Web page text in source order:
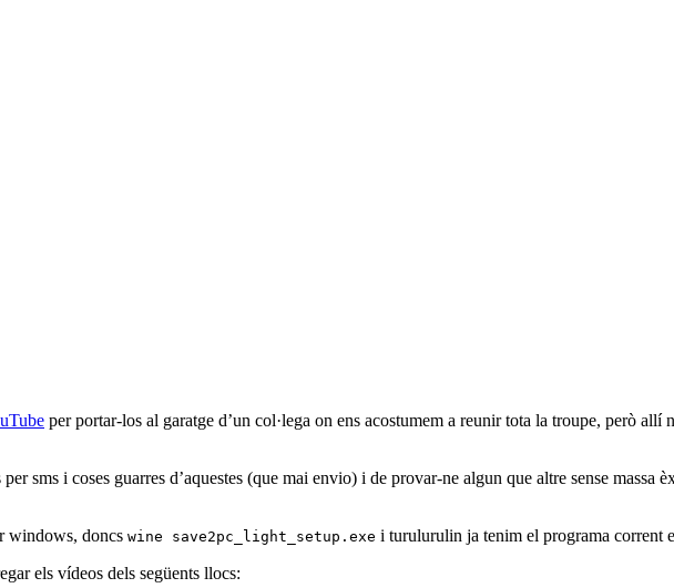
per portar-los al garatge d’un col·lega on ens acostumem a reunir tota la troupe, però
sms i coses guarres d’aquestes (que mai envio) i de provar-ne algun que altre sense massa
windows, doncs wine save2pc_light_setup.exe i turulurulin ja tenim el programa corrent
els vídeos dels següents llocs: